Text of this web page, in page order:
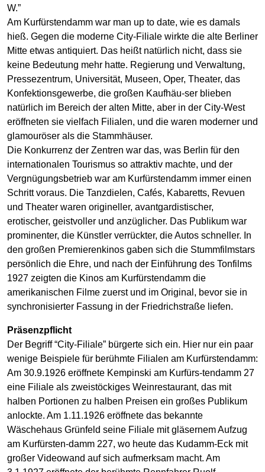
W.”
Am Kurfürstendamm war man up to date, wie es damals
hieß. Gegen die moderne City-Filiale wirkte die alte Berliner
Mitte etwas antiquiert. Das heißt natürlich nicht, dass sie
keine Bedeutung mehr hatte. Regierung und Verwaltung,
Pressezentrum, Universität, Museen, Oper, Theater, das
Konfektionsgewerbe, die großen Kaufhäu-ser blieben
natürlich im Bereich der alten Mitte, aber in der City-West
eröffneten sie vielfach Filialen, und die waren moderner und
glamouröser als die Stammhäuser.
Die Konkurrenz der Zentren war das, was Berlin für den
internationalen Tourismus so attraktiv machte, und der
Vergnügungsbetrieb war am Kurfürstendamm immer einen
Schritt voraus. Die Tanzdielen, Cafés, Kabaretts, Revuen
und Theater waren origineller, avantgardistischer,
erotischer, geistvoller und anzüglicher. Das Publikum war
prominenter, die Künstler verrückter, die Autos schneller. In
den großen Premierenkinos gaben sich die Stummfilmstars
persönlich die Ehre, und nach der Einführung des Tonfilms
1927 zeigten die Kinos am Kurfürstendamm die
amerikanischen Filme zuerst und im Original, bevor sie in
synchronisierter Fassung in der Friedrichstraße liefen.
Präsenzpflicht
Der Begriff “City-Filiale” bürgerte sich ein. Hier nur ein paar
wenige Beispiele für berühmte Filialen am Kurfürstendamm:
Am 30.9.1926 eröffnete Kempinski am Kurfürs-tendamm 27
eine Filiale als zweistöckiges Weinrestaurant, das mit
halben Portionen zu halben Preisen ein großes Publikum
anlockte. Am 1.11.1926 eröffnete das bekannte
Wäschehaus Grünfeld seine Filiale mit gläsernem Aufzug
am Kurfürsten-damm 227, wo heute das Kudamm-Eck mit
großer Videowand auf sich aufmerksam macht. Am